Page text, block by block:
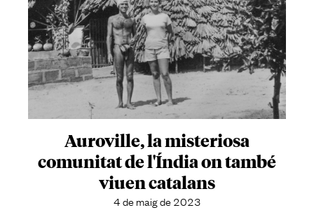
Auroville, la misteriosa
comunitat de l'Índia on també
viuen catalans
4 de maig de 2023